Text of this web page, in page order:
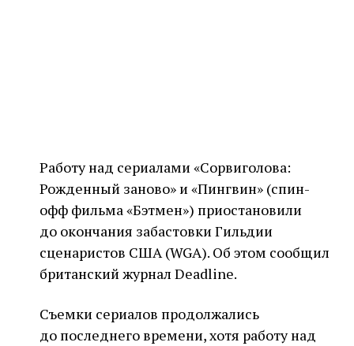
Работу над сериалами «Сорвиголова:
Рожденный заново» и «Пингвин» (спин-
офф фильма «Бэтмен») приостановили
до окончания забастовки Гильдии
сценаристов США (WGA). Об этом сообщил
британский журнал Deadline.
Съемки сериалов продолжались
до последнего времени, хотя работу над